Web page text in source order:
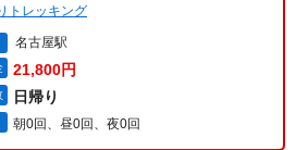
レッキング
名古屋駅
21,800円
日帰り
朝0回、昼0回、夜0回